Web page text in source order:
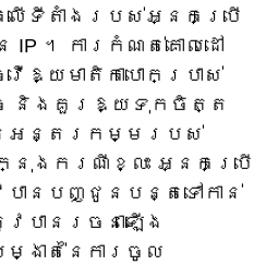
លើទីតាំងរបស់អ្នកប្រើ
IP ។ ការកំណត់គោលដៅ
ើឱ្យមាតិកាបោកប្រាស់
ធ និងគួរឱ្យទុកចិត្ត
ៃអន្តរកម្មរបស់
នុងករណីខ្លះ អ្នកប្រើ
ានបញ្ជូនបន្តទៅកាន់
ានរចនាឡើង
ងាត់នៃការចូល